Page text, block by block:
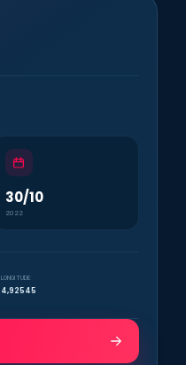
30/10
2022
LONGITUDE
4,92545